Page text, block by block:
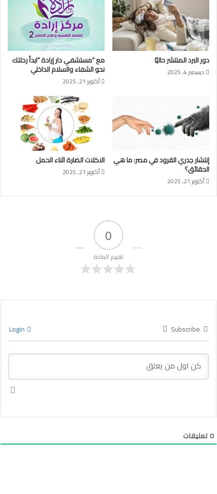
دور البرد المنتشر حاليًا
ديسمبر 4, 2025
مع “مستشفي دار إرادة “ابدأ رحلتك
نحو الشفاء والسلام الداخلي
أكتوبر 21, 2025
إنتشار جدري القرود في مصر: ما هي
الحقائق؟
أكتوبر 21, 2025
الاكلات الضارة اثناء الحمل
أكتوبر 21, 2025
0
تقييم المادة
Subscribe
0تعليقات